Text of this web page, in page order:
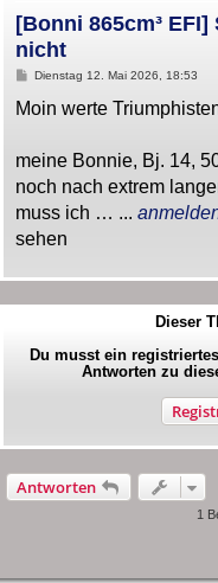
[Bonni 865cm³
nicht
B
i
t
g
Dienstag 12. Mai 2026, 18:53
Moin werte
meine Bonnie, Bj. 14,
noch nach extrem
muss ich … ...
sehen
Dieser
Du musst ein
Antworten zu
Antworten
1